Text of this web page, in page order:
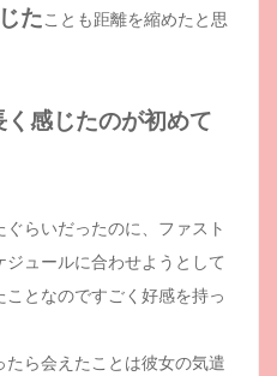
たことも距離を縮めたと思
感じたのが初めて
らいだったのに、ファスト
ュールに合わせようとして
となのですごく好感を持っ
ら会えたことは彼女の気遣